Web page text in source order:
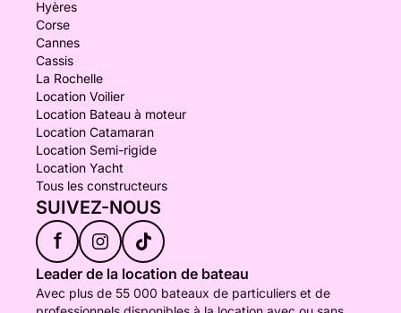
Hyères
Corse
Cannes
Cassis
La Rochelle
Location Voilier
Location Bateau à moteur
Location Catamaran
Location Semi-rigide
Location Yacht
Tous les constructeurs
SUIVEZ-NOUS
f
Leader de la location de bateau
Avec plus de 55 000 bateaux de particuliers et de